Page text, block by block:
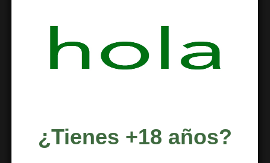
Dirección
¿Tienes +18 años?